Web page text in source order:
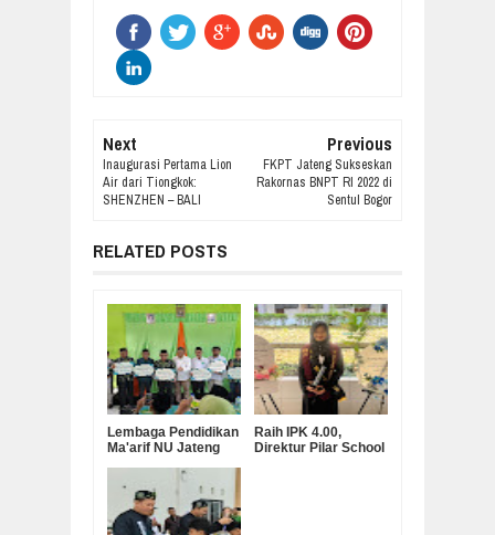
Next
Inaugurasi Pertama Lion
Air dari Tiongkok:
SHENZHEN – BALI
Previous
FKPT Jateng Sukseskan
Rakornas BNPT RI 2022 di
Sentul Bogor
RELATED POSTS
Lembaga Pendidikan
Ma'arif NU Jateng
Operasional MKKS
SMK Ma’arif
Raih IPK 4.00,
Direktur Pilar School